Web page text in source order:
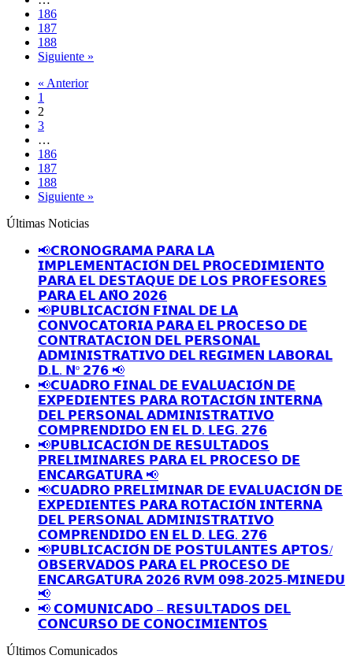
186
187
188
Siguiente »
« Anterior
1
2
3
…
186
187
188
Siguiente »
Últimas Noticias
📢𝗖𝗥𝗢𝗡𝗢𝗚𝗥𝗔𝗠𝗔 𝗣𝗔𝗥𝗔 𝗟𝗔
𝗜𝗠𝗣𝗟𝗘𝗠𝗘𝗡𝗧𝗔𝗖𝗜𝗢́𝗡 𝗗𝗘𝗟 𝗣𝗥𝗢𝗖𝗘𝗗𝗜𝗠𝗜𝗘𝗡𝗧𝗢
𝗣𝗔𝗥𝗔 𝗘𝗟 𝗗𝗘𝗦𝗧𝗔𝗤𝗨𝗘 𝗗𝗘 𝗟𝗢𝗦 𝗣𝗥𝗢𝗙𝗘𝗦𝗢𝗥𝗘𝗦
𝗣𝗔𝗥𝗔 𝗘𝗟 𝗔𝗡̃𝗢 𝟮𝟬𝟮𝟲
📢𝗣𝗨𝗕𝗟𝗜𝗖𝗔𝗖𝗜𝗢́𝗡 𝗙𝗜𝗡𝗔𝗟 𝗗𝗘 𝗟𝗔
𝗖𝗢𝗡𝗩𝗢𝗖𝗔𝗧𝗢𝗥𝗜𝗔 𝗣𝗔𝗥𝗔 𝗘𝗟 𝗣𝗥𝗢𝗖𝗘𝗦𝗢 𝗗𝗘
𝗖𝗢𝗡𝗧𝗥𝗔𝗧𝗔𝗖𝗜𝗢𝗡 𝗗𝗘𝗟 𝗣𝗘𝗥𝗦𝗢𝗡𝗔𝗟
𝗔𝗗𝗠𝗜𝗡𝗜𝗦𝗧𝗥𝗔𝗧𝗜𝗩𝗢 𝗗𝗘𝗟 𝗥𝗘𝗚𝗜𝗠𝗘𝗡 𝗟𝗔𝗕𝗢𝗥𝗔𝗟
𝗗.𝗟. 𝗡º 𝟮𝟳𝟲 📢
📢𝗖𝗨𝗔𝗗𝗥𝗢 𝗙𝗜𝗡𝗔𝗟 𝗗𝗘 𝗘𝗩𝗔𝗟𝗨𝗔𝗖𝗜𝗢́𝗡 𝗗𝗘
𝗘𝗫𝗣𝗘𝗗𝗜𝗘𝗡𝗧𝗘𝗦 𝗣𝗔𝗥𝗔 𝗥𝗢𝗧𝗔𝗖𝗜𝗢́𝗡 𝗜𝗡𝗧𝗘𝗥𝗡𝗔
𝗗𝗘𝗟 𝗣𝗘𝗥𝗦𝗢𝗡𝗔𝗟 𝗔𝗗𝗠𝗜𝗡𝗜𝗦𝗧𝗥𝗔𝗧𝗜𝗩𝗢
𝗖𝗢𝗠𝗣𝗥𝗘𝗡𝗗𝗜𝗗𝗢 𝗘𝗡 𝗘𝗟 𝗗. 𝗟𝗘𝗚. 𝟮𝟳𝟲
📢𝗣𝗨𝗕𝗟𝗜𝗖𝗔𝗖𝗜𝗢́𝗡 𝗗𝗘 𝗥𝗘𝗦𝗨𝗟𝗧𝗔𝗗𝗢𝗦
𝗣𝗥𝗘𝗟𝗜𝗠𝗜𝗡𝗔𝗥𝗘𝗦 𝗣𝗔𝗥𝗔 𝗘𝗟 𝗣𝗥𝗢𝗖𝗘𝗦𝗢 𝗗𝗘
𝗘𝗡𝗖𝗔𝗥𝗚𝗔𝗧𝗨𝗥𝗔 📢
📢𝗖𝗨𝗔𝗗𝗥𝗢 𝗣𝗥𝗘𝗟𝗜𝗠𝗜𝗡𝗔𝗥 𝗗𝗘 𝗘𝗩𝗔𝗟𝗨𝗔𝗖𝗜𝗢́𝗡 𝗗𝗘
𝗘𝗫𝗣𝗘𝗗𝗜𝗘𝗡𝗧𝗘𝗦 𝗣𝗔𝗥𝗔 𝗥𝗢𝗧𝗔𝗖𝗜𝗢́𝗡 𝗜𝗡𝗧𝗘𝗥𝗡𝗔
𝗗𝗘𝗟 𝗣𝗘𝗥𝗦𝗢𝗡𝗔𝗟 𝗔𝗗𝗠𝗜𝗡𝗜𝗦𝗧𝗥𝗔𝗧𝗜𝗩𝗢
𝗖𝗢𝗠𝗣𝗥𝗘𝗡𝗗𝗜𝗗𝗢 𝗘𝗡 𝗘𝗟 𝗗. 𝗟𝗘𝗚. 𝟮𝟳𝟲
📢𝗣𝗨𝗕𝗟𝗜𝗖𝗔𝗖𝗜𝗢́𝗡 𝗗𝗘 𝗣𝗢𝗦𝗧𝗨𝗟𝗔𝗡𝗧𝗘𝗦 𝗔𝗣𝗧𝗢𝗦/
𝗢𝗕𝗦𝗘𝗥𝗩𝗔𝗗𝗢𝗦 𝗣𝗔𝗥𝗔 𝗘𝗟 𝗣𝗥𝗢𝗖𝗘𝗦𝗢 𝗗𝗘
𝗘𝗡𝗖𝗔𝗥𝗚𝗔𝗧𝗨𝗥𝗔 𝟮𝟬𝟮𝟲 𝗥𝗩𝗠 𝟬𝟵𝟴-𝟮𝟬𝟮𝟱-𝗠𝗜𝗡𝗘𝗗𝗨
📢
📢 𝗖𝗢𝗠𝗨𝗡𝗜𝗖𝗔𝗗𝗢 – 𝗥𝗘𝗦𝗨𝗟𝗧𝗔𝗗𝗢𝗦 𝗗𝗘𝗟
𝗖𝗢𝗡𝗖𝗨𝗥𝗦𝗢 𝗗𝗘 𝗖𝗢𝗡𝗢𝗖𝗜𝗠𝗜𝗘𝗡𝗧𝗢𝗦
Últimos Comunicados